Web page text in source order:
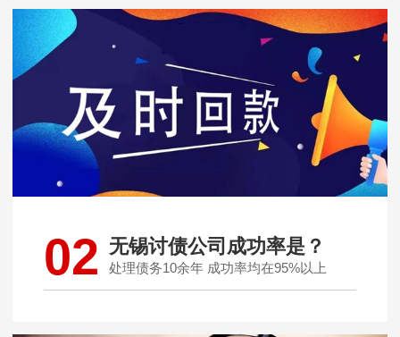
02 无锡讨债公司成功率是？
处理债务10余年 成功率均在95%以上